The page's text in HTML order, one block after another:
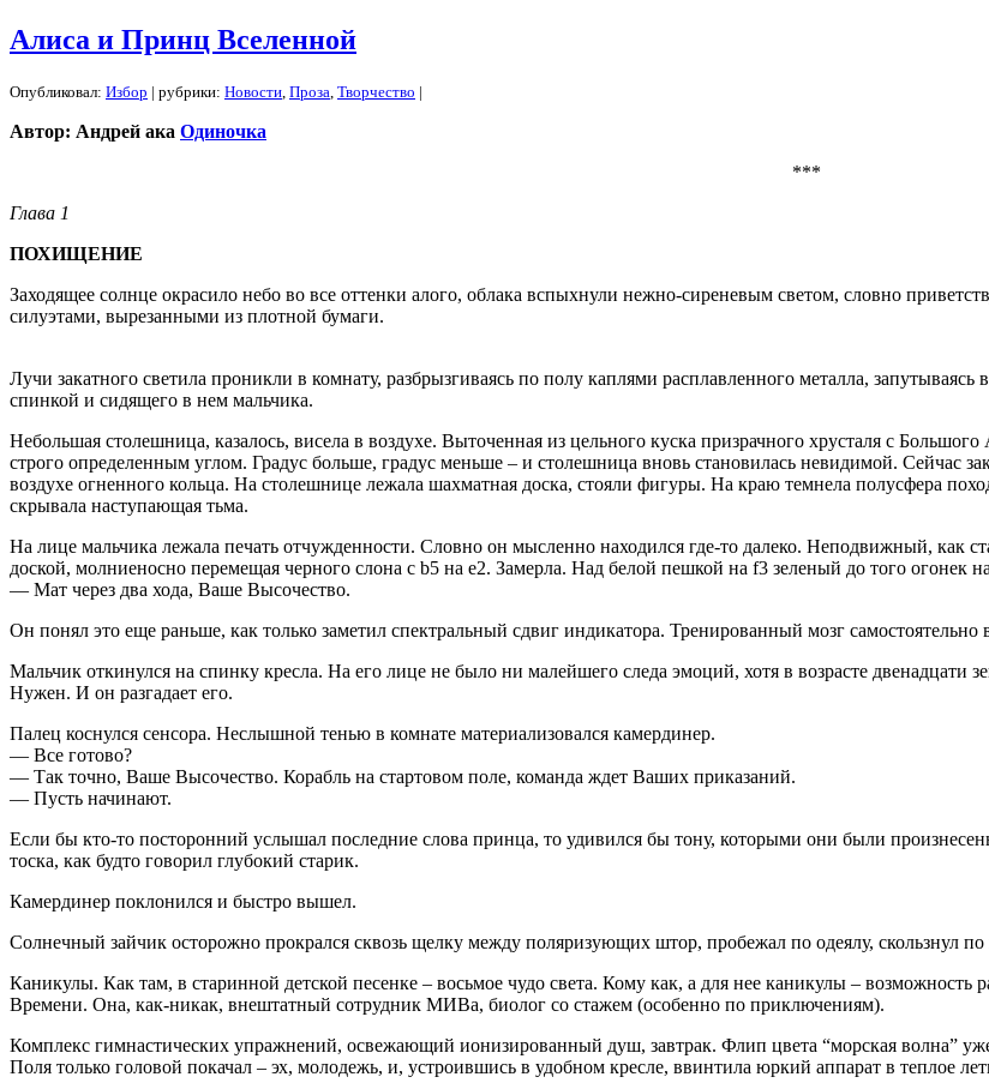
Алиса и Принц Вселенной
Опубликовал: Избор | рубрики: Новости Проза Творчество |
Автор: Андрей ака Одиночка
***
Глава 1
ПОХИЩЕНИЕ
Заходящее солнце окрасило небо во все оттенки алого, облака вспыхнули нежно-сиреневым светом, словно
силуэтами, вырезанными из плотной бумаги.
Лучи закатного светила проникли в комнату, разбрызгиваясь по полу каплями расплавленного металла,
спинкой и сидящего в нем мальчика.
Небольшая столешница, казалось, висела в воздухе. Выточенная из цельного куска призрачного хрусталя с
строго определенным углом. Градус больше, градус меньше – и столешница вновь становилась невидимой. Сейчас
воздухе огненного кольца. На столешнице лежала шахматная доска, стояли фигуры. На краю темнела полусфера
скрывала наступающая тьма.
На лице мальчика лежала печать отчужденности. Словно он мысленно находился где-то далеко. Неподвижный, как
доской, молниеносно перемещая черного слона с b5 на e2. Замерла. Над белой пешкой на f3 зеленый до того
— Мат через два хода, Ваше Высочество.
Он понял это еще раньше, как только заметил спектральный сдвиг индикатора. Тренированный мозг
Мальчик откинулся на спинку кресла. На его лице не было ни малейшего следа эмоций, хотя в возрасте
Нужен. И он разгадает его.
Палец коснулся сенсора. Неслышной тенью в комнате материализовался камердинер.
— Все готово?
— Так точно, Ваше Высочество. Корабль на стартовом поле, команда ждет Ваших приказаний.
— Пусть начинают.
Если бы кто-то посторонний услышал последние слова принца, то удивился бы тону, которыми они были
тоска, как будто говорил глубокий старик.
Камердинер поклонился и быстро вышел.
Солнечный зайчик осторожно прокрался сквозь щелку между поляризующих штор, пробежал по одеялу, скользнул
Каникулы. Как там, в старинной детской песенке – восьмое чудо света. Кому как, а для нее каникулы –
Времени. Она, как-никак, внештатный сотрудник МИВа, биолог со стажем (особенно по приключениям).
Комплекс гимнастических упражнений, освежающий ионизированный душ, завтрак. Флип цвета “морская волна”
Поля только головой покачал – эх, молодежь, и, устроившись в удобном кресле, ввинтила юркий аппарат в теплое